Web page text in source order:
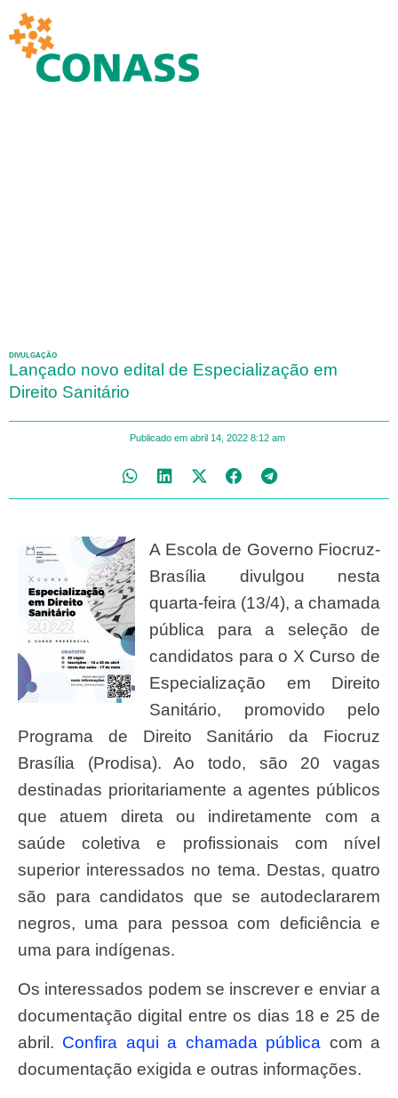
DIVULGAÇÃO
Lançado novo edital de Especialização em
Direito Sanitário
Publicado em abril 14, 2022 8:12 am
A Escola de Governo Fiocruz-
Brasília divulgou nesta
quarta-feira (13/4), a chamada
pública para a seleção de
candidatos para o X Curso de
Especialização em Direito
Sanitário, promovido pelo
Programa de Direito Sanitário da Fiocruz
Brasília (Prodisa). Ao todo, são 20 vagas
destinadas prioritariamente a agentes públicos
que atuem direta ou indiretamente com a
saúde coletiva e profissionais com nível
superior interessados no tema. Destas, quatro
são para candidatos que se autodeclararem
negros, uma para pessoa com deficiência e
uma para indígenas.
Os interessados podem se inscrever e enviar a
documentação digital entre os dias 18 e 25 de
abril. Confira aqui a chamada pública com a
documentação exigida e outras informações.